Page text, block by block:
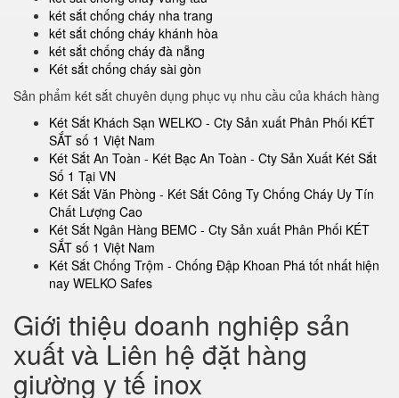
két sắt chống cháy nha trang
két sắt chống cháy khánh hòa
két sắt chống cháy đà nẵng
Két sắt chống cháy sài gòn
Sản phẩm két sắt chuyên dụng phục vụ nhu cầu của khách hàng
Két Sắt Khách Sạn WELKO - Cty Sản xuất Phân Phối KÉT
SẮT số 1 Việt Nam
Két Sắt An Toàn - Két Bạc An Toàn - Cty Sản Xuất Két Sắt
Số 1 Tại VN
Két Sắt Văn Phòng - Két Sắt Công Ty Chống Cháy Uy Tín
Chất Lượng Cao
Két Sắt Ngân Hàng BEMC - Cty Sản xuất Phân Phối KÉT
SẮT số 1 Việt Nam
Két Sắt Chống Trộm - Chống Đập Khoan Phá tốt nhất hiện
nay WELKO Safes
Giới thiệu doanh nghiệp sản
xuất và Liên hệ đặt hàng
giường y tế inox